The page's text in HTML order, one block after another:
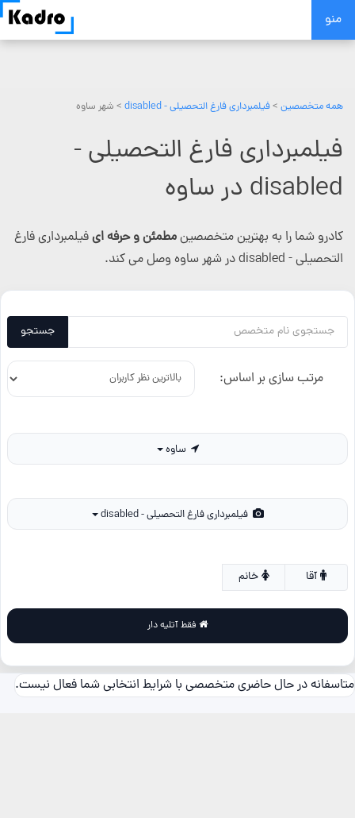
Skip
منو
همه متخصصین >فیلمبرداری فارغ التحصیلی - disabled > شهر ساوه
فیلمبرداری فارغ التحصیلی -
disabled در ساوه
کادرو شما را به بهترین متخصصینمطمئن و حرفه ایفیلمبرداری فارغ
التحصیلی - disabled در شهر ساوه وصل می کند.
جستجو
مرتب سازی بر اساس:
فیلمبرداری فارغ التحصیلی - disabled
خانم
متاسفانه در حال حاضری متخصصی با شرایط انتخابی شما فعال نیست.